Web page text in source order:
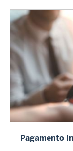
Pagamento in
Pagamento